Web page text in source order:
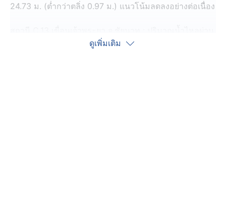
24.73 ม. (ต่ำกว่าตลิ่ง 0.97 ม.) แนวโน้มลดลงอย่างต่อเนื่อง
2,755 ลบ.ม./วินาที (เมื่อวาน 2,800 ลบ.ม./วินาที) ระดับน้ำ
ดูเพิ่มเติม